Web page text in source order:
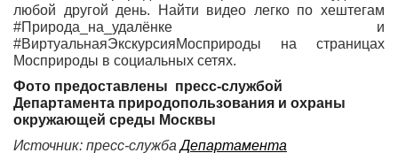
любой другой день. Найти видео легко по хештегам
#Природа_на_удалёнке и
#ВиртуальнаяЭкскурсияМосприроды на страницах
Мосприроды в социальных сетях.
Фото предоставлены пресс-службой
Департамента природопользования и охраны
окружающей среды Москвы
Источник: пресс-службаДепартамента